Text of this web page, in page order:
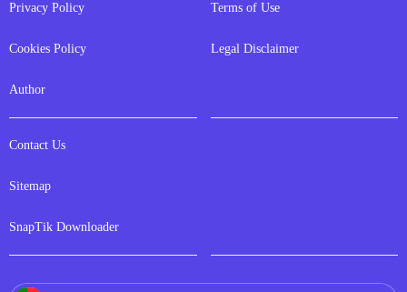
Privacy Policy
Cookies Policy
Author
Terms of Use
Legal Disclaimer
Contact Us
Sitemap
SnapTik Downloader